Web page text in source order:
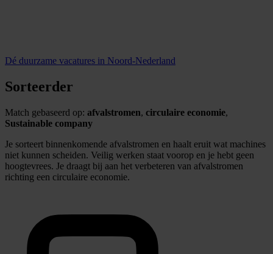
Dé duurzame vacatures in Noord-Nederland
Sorteerder
Match gebaseerd op: afvalstromen, circulaire economie,
Sustainable company
Je sorteert binnenkomende afvalstromen en haalt eruit wat machines
niet kunnen scheiden. Veilig werken staat voorop en je hebt geen
hoogtevrees. Je draagt bij aan het verbeteren van afvalstromen
richting een circulaire economie.